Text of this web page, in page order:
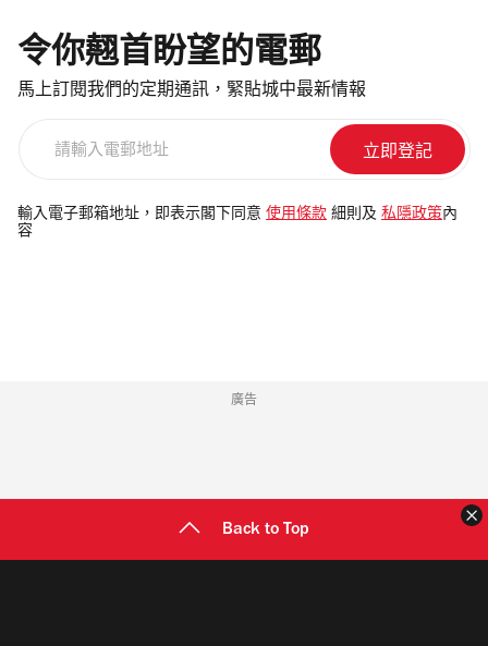
令你翹首盼望的電郵
馬上訂閱我們的定期通訊，緊貼城中最新情報
電
郵
輸入電子郵箱地址，即表示閣下同意 使用條款 細則及 私隱政策 內
容
廣告
Back to Top